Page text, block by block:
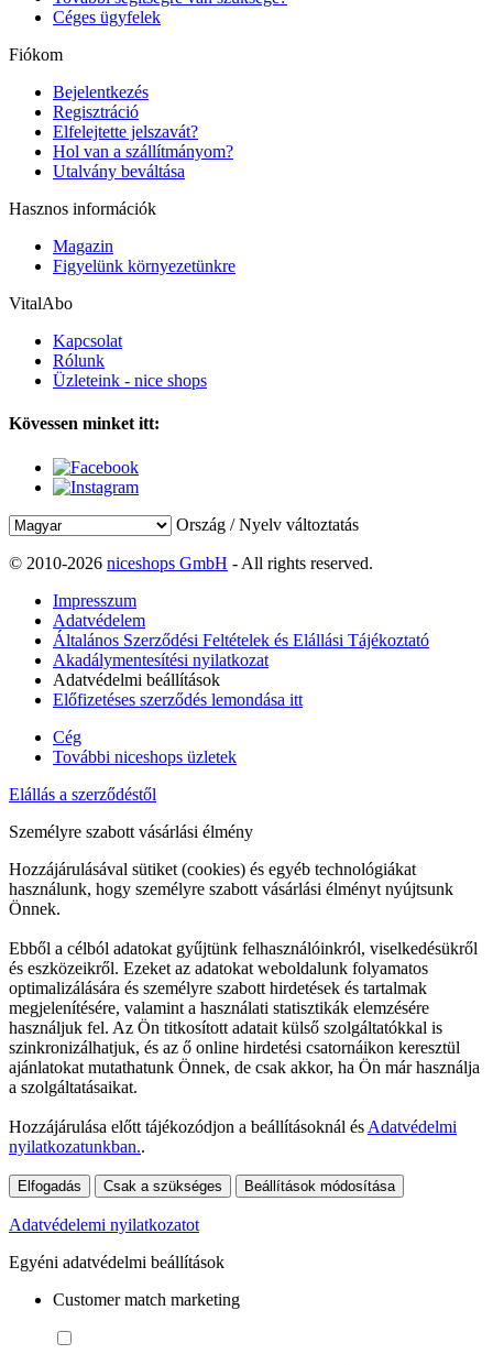
Céges ügyfelek
Fiókom
Bejelentkezés
Regisztráció
Elfelejtette jelszavát?
Hol van a szállítmányom?
Utalvány beváltása
Hasznos információk
Magazin
Figyelünk környezetünkre
VitalAbo
Kapcsolat
Rólunk
Üzleteink - nice shops
Kövessen minket itt:
Ország / Nyelv változtatás
© 2010-2026 niceshops GmbH - All rights reserved.
Impresszum
Adatvédelem
Általános Szerződési Feltételek és Elállási Tájékoztató
Akadálymentesítési nyilatkozat
Adatvédelmi beállítások
Előfizetéses szerződés lemondása itt
Cég
További niceshops üzletek
Elállás a szerződéstől
Személyre szabott vásárlási élmény
Hozzájárulásával sütiket (cookies) és egyéb technológiákat
használunk, hogy személyre szabott vásárlási élményt nyújtsunk
Önnek.
Ebből a célból adatokat gyűjtünk felhasználóinkról, viselkedésükről
és eszközeikről. Ezeket az adatokat weboldalunk folyamatos
optimalizálására és személyre szabott hirdetések és tartalmak
megjelenítésére, valamint a használati statisztikák elemzésére
használjuk fel. Az Ön titkosított adatait külső szolgáltatókkal is
szinkronizálhatjuk, és az ő online hirdetési csatornáikon keresztül
ajánlatokat mutathatunk Önnek, de csak akkor, ha Ön már használja
a szolgáltatásaikat.
Hozzájárulása előtt tájékozódjon a beállításoknál és Adatvédelmi
nyilatkozatunkban..
Elfogadás Csak a szükséges Beállítások módosítása
Adatvédelemi nyilatkozatot
Egyéni adatvédelmi beállítások
Customer match marketing